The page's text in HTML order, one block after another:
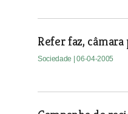
Refer faz, câmara
Sociedade | 06-04-2005